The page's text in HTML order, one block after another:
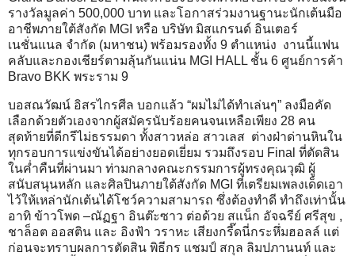
รางวัลมูลค่า 500,000 บาท และโอกาสร่วมงานฐานะนักเต้นมือ
อาชีพภายใต้สังกัด MGI หรือ บริษัท มิสแกรนด์ อินเตอร์
เนชั่นแนล จำกัด (มหาชน) พร้อมรองทั้ง 9 ตำแหน่ง งานนี้แฟน
คลับและกองเชียร์ตามลุ้นกันแน่น MGI HALL ชั้น 6 ศูนย์การค้า
Bravo BKK พระราม 9
บอสณวัฒน์ อิสรไกรศีล บอกแล้ว “ผมไม่ได้ทำเล่นๆ” ลงมือคัด
เลือกด้วยตัวเองจากผู้สมัครนับร้อยคนจนเหลือเพียง 28 คน
สุดท้ายที่ดีกรีไม่ธรรมดา ทั้งสาวหล่อ สาวเลส ต่างฝ่าด่านหินใน
ทุกรอบการแข่งขันได้อย่างยอดเยี่ยม รวมถึงรอบ Final ที่ตัดสิน
ในค่ำคืนที่ผ่านมา ท่ามกลางคณะกรรมการผู้ทรงคุณวุฒิ ผู้
สนับสนุนหลัก และศิลปินภายใต้สังกัด MGI ที่เตรียมเพลงเด็ดเอา
ไว้ให้เหล่านักเต้นได้โชว์ความสามารถ ซึ่งต้องทำดี ทำถึงเท่านั้น
อาทิ ข้าวโพด –ณัฏฐา อินต๊ะซาว ต่อด้วย สแน็ก อัจฉรีย์ ศรีสุข ,
ชาล็อต ออสติน และ อิงฟ้า วราหะ เสียงกรี๊ดนี่กระหึ่มฮอลล์ แต่
ก่อนจะทราบผลการตัดสิน พิธีกร แชมป์ สกุล ลิมปภานนท์ และ